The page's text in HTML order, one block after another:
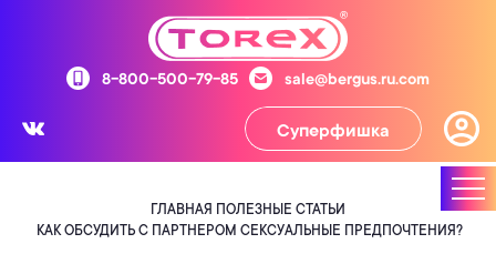
8-800-500-79-85 sale@bergus.ru.com
Суперфишка
ГЛАВНАЯ ПОЛЕЗНЫЕ СТАТЬИ
КАК ОБСУДИТЬ С ПАРТНЕРОМ СЕКСУАЛЬНЫЕ ПРЕДПОЧТЕНИЯ?